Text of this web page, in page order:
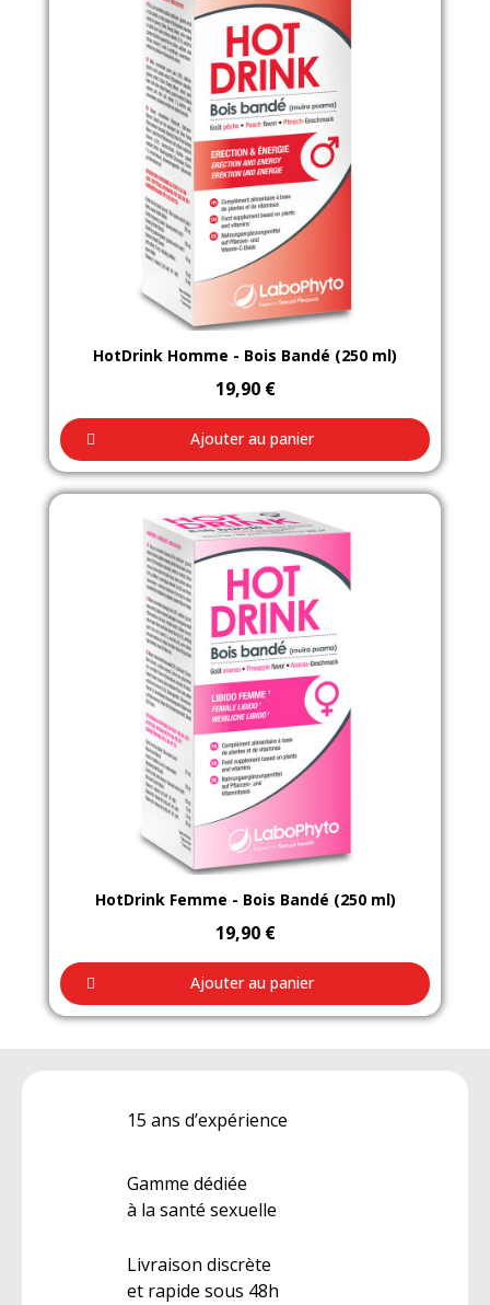
Aperçu rapide
HotDrink Homme - Bois Bandé (250 ml)
19,90 €
Ajouter au panier
Aperçu rapide
HotDrink Femme - Bois Bandé (250 ml)
19,90 €
Ajouter au panier
15 ans d’expérience
Gamme dédiée
à la santé sexuelle
Livraison discrète
et rapide sous 48h